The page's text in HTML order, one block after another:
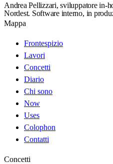
Andrea Pellizzari, sviluppatore in-
Nordest. Software interno, in
Mappa
Frontespizio
Lavori
Concetti
Diario
Chi sono
Now
Uses
Colophon
Contatti
Concetti